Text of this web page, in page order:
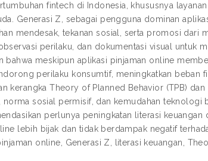
fintech di Indonesia, khususnya
Generasi Z, sebagai pengguna dominan
mendesak, tekanan sosial, serta promosi dari
perilaku, dan dokumentasi visual untuk
bahwa meskipun aplikasi pinjaman online
perilaku konsumtif, meningkatkan beban
kerangka Theory of Planned Behavior (TPB)
norma sosial permisif, dan kemudahan
perlunya peningkatan literasi
lebih bijak dan tidak berdampak negatif
online, Generasi Z, literasi keuangan,